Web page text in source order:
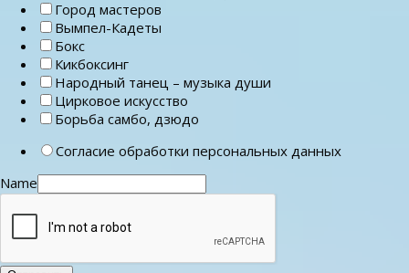
Город мастеров
Вымпел-Кадеты
Бокс
Кикбоксинг
Народный танец – музыка души
Цирковое искусство
Борьба самбо, дзюдо
Согласие обработки персональных данных
Name